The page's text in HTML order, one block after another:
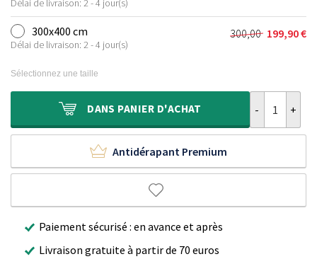
200,00 €.
139,90 €.
Délai de livraison: 2 - 4 jour(s)
prix
initial
était :
prix
actuel
est :
300x400 cm
Délai de livraison: 2 - 4 jour(s)
300,00
Le
300,00 €.
199,90€
Le
199,90 €.
Sélectionnez une taille
DANS PANIER D'ACHAT
Antidérapant Premium
Paiement sécurisé : en avance et après
Livraison gratuite à partir de 70 euros